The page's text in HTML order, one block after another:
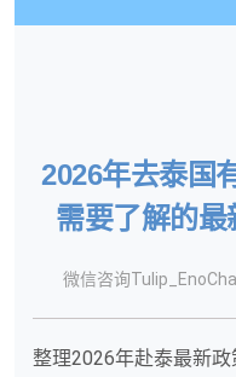
2026年去泰国
需要了解的最
微信咨询
整理2026年赴泰最新